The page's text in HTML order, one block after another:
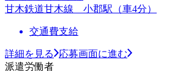
甘木鉄道甘木線 小郡駅（車4分）
交通費支給
詳細を見る
応募画面に進む
派遣労働者